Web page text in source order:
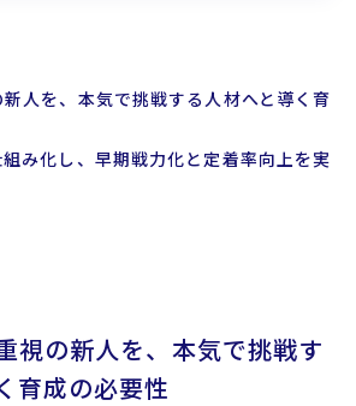
人を、本気で挑戦する人材へと導く育
み化し、早期戦力化と定着率向上を実
視の新人を、本気で挑戦す
育成の必要性